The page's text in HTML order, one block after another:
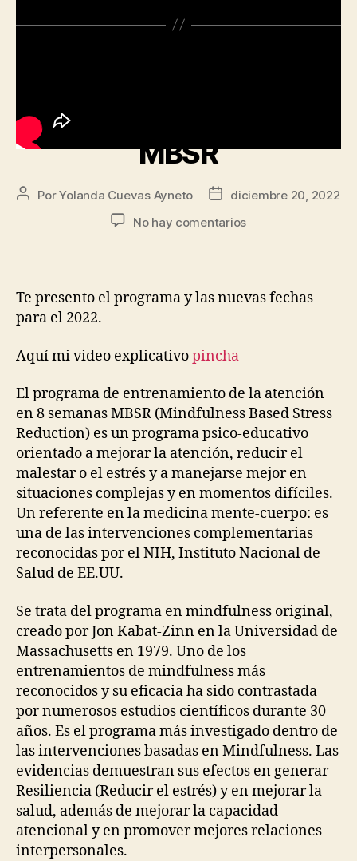
Programa Mindfulness
MBSR
PorYolanda Cuevas Ayneto
diciembre 20, 2022
No hay comentarios
Te presento el programa y las nuevas fechas
para el 2022.
Aquí mi video explicativopincha
El programa de entrenamiento de la atención
en 8 semanas MBSR (Mindfulness Based Stress
Reduction) es un programa psico-educativo
orientado a mejorar la atención, reducir el
malestar o el estrés y a manejarse mejor en
situaciones complejas y en momentos difíciles.
Un referente en la medicina mente-cuerpo: es
una de las intervenciones complementarias
reconocidas por el NIH, Instituto Nacional de
Salud de EE.UU.
Se trata del programa en mindfulness original,
creado por Jon Kabat-Zinn en la Universidad de
Massachusetts en 1979. Uno de los
entrenamientos de mindfulness más
reconocidos y su eficacia ha sido contrastada
por numerosos estudios científicos durante 30
años. Es el programa más investigado dentro de
las intervenciones basadas en Mindfulness. Las
evidencias demuestran sus efectos en generar
Resiliencia (Reducir el estrés) y en mejorar la
salud, además de mejorar la capacidad
atencional y en promover mejores relaciones
interpersonales.